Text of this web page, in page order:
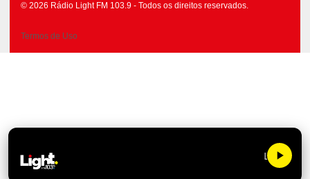
© 2026 Rádio Light FM 103.9 - Todos os direitos reservados.
Termos de Uso
Light FM